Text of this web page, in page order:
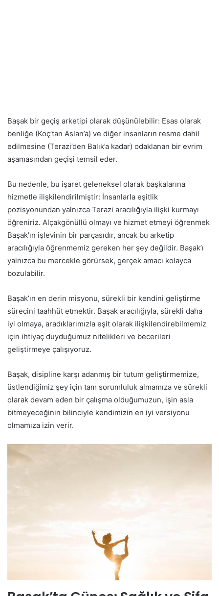
Başak bir geçiş arketipi olarak düşünülebilir: Esas olarak
benliğe (Koç’tan Aslan’a) ve diğer insanların resme dahil
edilmesine (Terazi’den Balık’a kadar) odaklanan bir evrim
aşamasından geçişi temsil eder.
Bu nedenle, bu işaret geleneksel olarak başkalarına
hizmetle ilişkilendirilmiştir: İnsanlarla eşitlik
pozisyonundan yalnızca Terazi aracılığıyla ilişki kurmayı
öğreniriz. Alçakgönüllü olmayı ve hizmet etmeyi öğrenmek
Başak’ın işlevinin bir parçasıdır, ancak bu arketip
aracılığıyla öğrenmemiz gereken her şey değildir. Başak’ı
yalnızca bu mercekle görürsek, gerçek amacı kolayca
bozulabilir.
Başak’ın en derin misyonu, sürekli bir kendini geliştirme
sürecini taahhüt etmektir. Başak aracılığıyla, sürekli daha
iyi olmaya, aradıklarımızla eşit olarak ilişkilendirebilmemiz
için ihtiyaç duyduğumuz nitelikleri ve becerileri
geliştirmeye çalışıyoruz.
Başak, disipline karşı adanmış bir tutum geliştirmemize,
üstlendiğimiz şey için tam sorumluluk almamıza ve sürekli
olarak devam eden bir çalışma olduğumuzun, işin asla
bitmeyeceğinin bilinciyle kendimizin en iyi versiyonu
olmamıza izin verir.